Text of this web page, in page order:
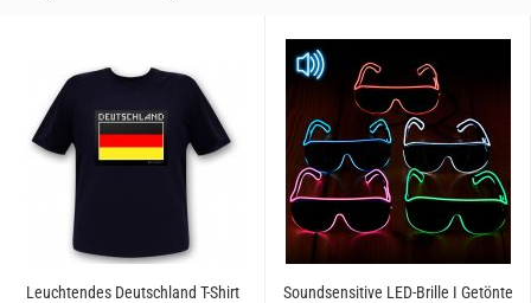
Leuchtendes Deutschland T-Shirt
Soundsensitive LED-Brille I Getönte